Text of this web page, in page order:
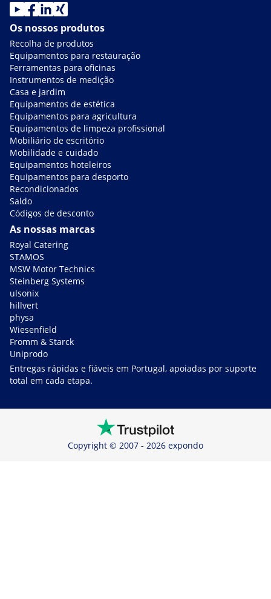
Os nossos produtos
Recolha de produtos
Equipamentos para restauração
Ferramentas para oficinas
Instrumentos de medição
Casa e jardim
Equipamentos de estética
Equipamentos para agricultura
Equipamentos de limpeza profissional
Mobiliário de escritório
Mobilidade e cuidado
Equipamentos hoteleiros
Equipamentos para desporto
Recondicionados
Saldo
Códigos de desconto
As nossas marcas
Royal Catering
STAMOS
MSW Motor Technics
Steinberg Systems
ulsonix
hillvert
physa
Wiesenfield
Fromm & Starck
Uniprodo
Entregas rápidas e fiáveis em Portugal, apoiadas por suporte
total em cada etapa.
Copyright © 2007 - 2026 expondo